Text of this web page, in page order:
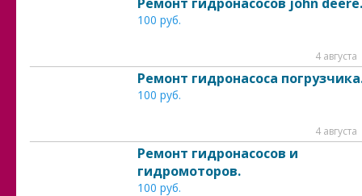
100 руб.
4 августа
Ремонт гидронасоса
100 руб.
4 августа
Ремонт гидронасосов и
гидромоторов.
100 руб.